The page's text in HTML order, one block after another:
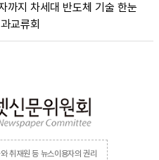
까지 차세대 반도체 기술 한눈
교류회
취재원 등 뉴스이용자의 권리